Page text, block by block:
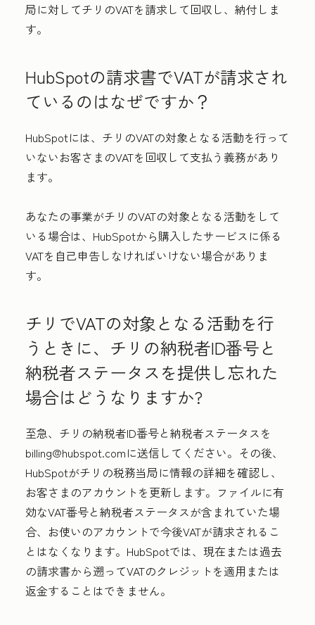
局に対してチリのVATを請求して回収し、納付しま
す。
HubSpotの請求書でVATが請求され
ているのはなぜですか？
HubSpotには、チリのVATの対象となる活動を行って
いないお客さまのVATを回収して支払う義務があり
ます。
あなたの事業がチリのVATの対象となる活動をして
いる場合は、HubSpotから購入したサービスに係る
VATを自己申告しなければいけない場合がありま
す。
チリでVATの対象となる活動を行
うときに、チリの納税者ID番号と
納税者ステータスを提供し忘れた
場合はどうなりますか?
至急、チリの納税者ID番号と納税者ステータスを
billing@hubspot.comに送信してください。その後、
HubSpotがチリの税務当局に情報の詳細を確認し、
お客さまのアカウントを更新します。ファイルに有
効なVAT番号と納税者ステータスが含まれていた場
合、お使いのアカウントで今後VATが請求されるこ
とはなくなります。HubSpotでは、現在または過去
の請求書から遡ってVATのクレジットを適用または
返金することはできません。